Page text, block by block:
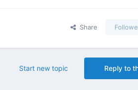
Share
Reply to
Start new topic